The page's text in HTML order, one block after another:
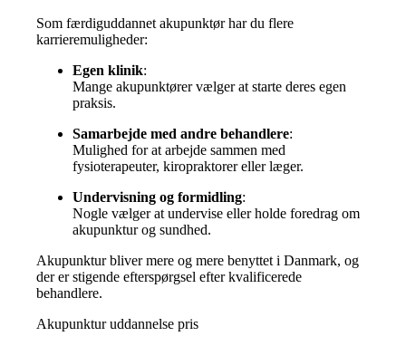
Som færdiguddannet akupunktør har du flere
karrieremuligheder:
Egen klinik:
Mange akupunktører vælger at starte deres egen
praksis.
Samarbejde med andre behandlere:
Mulighed for at arbejde sammen med
fysioterapeuter, kiropraktorer eller læger.
Undervisning og formidling:
Nogle vælger at undervise eller holde foredrag om
akupunktur og sundhed.
Akupunktur bliver mere og mere benyttet i Danmark, og
der er stigende efterspørgsel efter kvalificerede
behandlere.
Akupunktur uddannelse pris